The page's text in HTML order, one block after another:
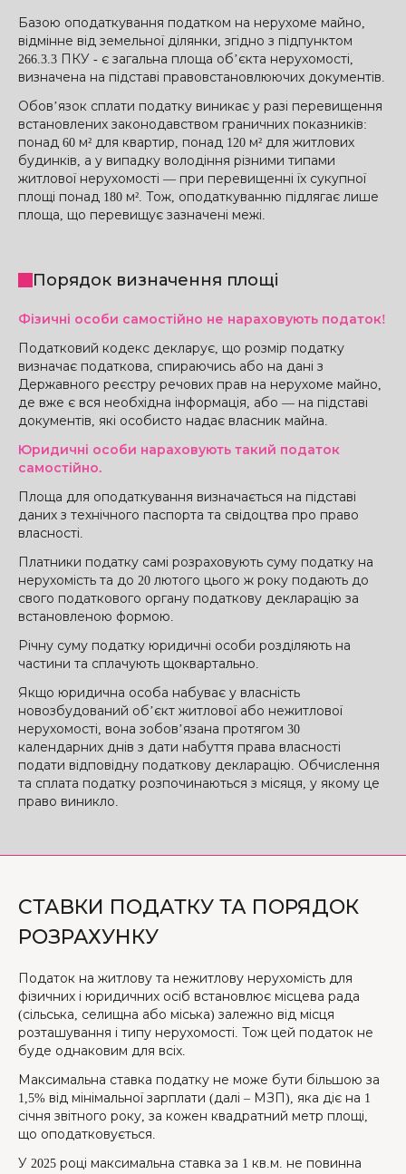
Базою оподаткування податком на нерухоме майно,
відмінне від земельної ділянки, згідно з підпунктом
266.3.3 ПКУ - є загальна площа об’єкта нерухомості,
визначена на підставі правовстановлюючих документів.
Обов’язок сплати податку виникає у разі перевищення
встановлених законодавством граничних показників:
понад 60 м² для квартир, понад 120 м² для житлових
будинків, а у випадку володіння різними типами
житлової нерухомості — при перевищенні їх сукупної
площі понад 180 м². Тож, оподаткуванню підлягає лише
площа, що перевищує зазначені межі.
Порядок визначення площі
Фізичні особи самостійно не нараховують податок!
Податковий кодекс декларує, що розмір податку
визначає податкова, спираючись або на дані з
Державного реєстру речових прав на нерухоме майно,
де вже є вся необхідна інформація, або — на підставі
документів, які особисто надає власник майна.
Юридичні особи нараховують такий податок
самостійно.
Площа для оподаткування визначається на підставі
даних з технічного паспорта та свідоцтва про право
власності.
Платники податку самі розраховують суму податку на
нерухомість та до 20 лютого цього ж року подають до
свого податкового органу податкову декларацію за
встановленою формою.
Річну суму податку юридичні особи розділяють на
частини та сплачують щоквартально.
Якщо юридична особа набуває у власність
новозбудований об’єкт житлової або нежитлової
нерухомості, вона зобов’язана протягом 30
календарних днів з дати набуття права власності
подати відповідну податкову декларацію. Обчислення
та сплата податку розпочинаються з місяця, у якому це
право виникло.
СТАВКИ ПОДАТКУ ТА ПОРЯДОК
РОЗРАХУНКУ
Податок на житлову та нежитлову нерухомість для
фізичних і юридичних осіб встановлює місцева рада
(сільська, селищна або міська) залежно від місця
розташування і типу нерухомості. Тож цей податок не
буде однаковим для всіх.
Максимальна ставка податку не може бути більшою за
1,5% від мінімальної зарплати (далі – МЗП), яка діє на 1
січня звітного року, за кожен квадратний метр площі,
що оподатковується.
У 2025 році максимальна ставка за 1 кв.м. не повинна